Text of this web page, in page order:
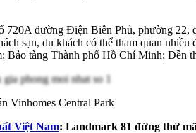
720A đường Điện Biên Phủ, phường
sạn, du khách có thể tham quan
Bảo tàng Thành phố Hồ Chí Minh; Đền
Vinhomes Central Park
Việt Nam: Landmark 81 đứng thứ